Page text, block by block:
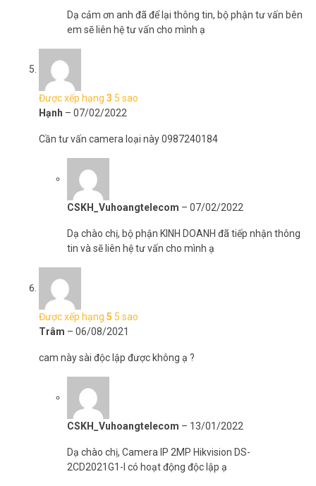
Dạ cảm ơn anh đã để lại thông tin, bộ phận tư vấn bên
em sẽ liên hệ tư vấn cho mình ạ
Được xếp hạng 3 5 sao
Hạnh – 07/02/2022
Cần tư vấn camera loại này 0987240184
CSKH_Vuhoangtelecom – 07/02/2022
Dạ chào chị, bộ phận KINH DOANH đã tiếp nhận thông
tin và sẽ liên hệ tư vấn cho mình ạ
Được xếp hạng 5 5 sao
Trâm – 06/08/2021
cam này sài độc lập được không ạ ?
CSKH_Vuhoangtelecom – 13/01/2022
Dạ chào chị, Camera IP 2MP Hikvision DS-
2CD2021G1-I có hoạt động độc lập ạ